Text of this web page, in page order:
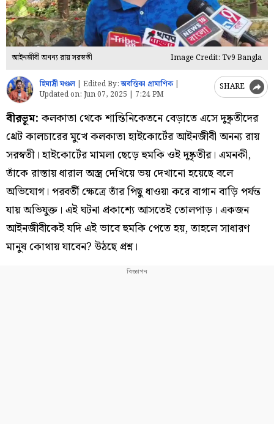
আইনজীবী অনন্য রায় সরস্বতী Image Credit: Tv9 Bangla
হিমাদ্রী মণ্ডল Edited By:অবন্তিকা প্রামাণিক|
Updated on: Jun 07, 2025 | 7:24 PM
SHARE
বীরভূম:কলকাতা থেকে শান্তিনিকেতনে বেড়াতে এসে দুষ্কৃতীদের
থ্রেট কালচারের মুখে কলকাতা হাইকোর্টের আইনজীবী অনন্য রায়
সরস্বতী। হাইকোর্টের মামলা ছেড়ে হুমকি ওই দুষ্কৃতীর। এমনকী,
তাঁকে রাস্তায় ধারাল অস্ত্র দেখিয়ে ভয় দেখানো হয়েছে বলে
অভিযোগ। পরবর্তী ক্ষেত্রে তাঁর পিছু ধাওয়া করে বাগান বাড়ি পর্যন্ত
যায় অভিযুক্ত। এই ঘটনা প্রকাশ্যে আসতেই তোলপাড়। একজন
আইনজীবীকেই যদি এই ভাবে হুমকি পেতে হয়, তাহলে সাধারণ
মানুষ কোথায় যাবেন? উঠছে প্রশ্ন।